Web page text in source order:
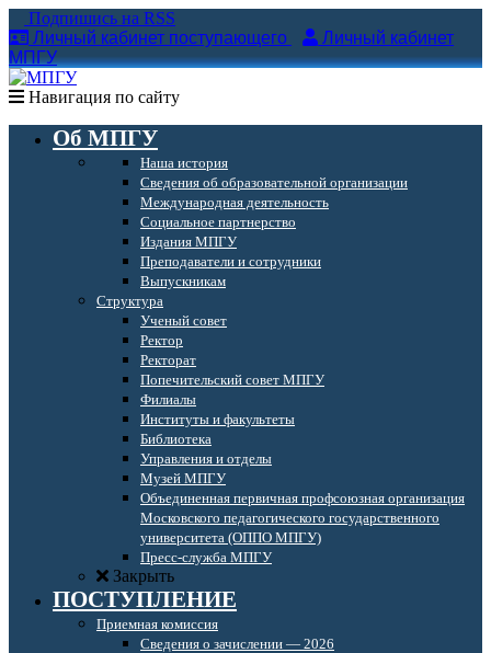
Подпишись на RSS
Личный кабинет поступающего
Личный кабинет
МПГУ
Навигация по сайту
Об МПГУ
Наша история
Сведения об образовательной организации
Международная деятельность
Социальное партнерство
Издания МПГУ
Преподаватели и сотрудники
Выпускникам
Структура
Ученый совет
Ректор
Ректорат
Попечительский совет МПГУ
Филиалы
Институты и факультеты
Библиотека
Управления и отделы
Музей МПГУ
Объединенная первичная профсоюзная организация
Московского педагогического государственного
университета (ОППО МПГУ)
Пресс-служба МПГУ
Закрыть
ПОСТУПЛЕНИЕ
Приемная комиссия
Сведения о зачислении — 2026